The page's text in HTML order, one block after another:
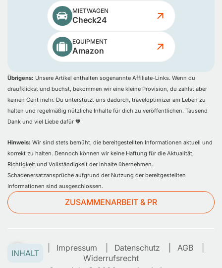
INHALT
MIETWAGEN
Check24
EQUIPMENT
Amazon
Übrigens: Unsere Artikel enthalten sogenannte Affiliate-Links. Wenn du
draufklickst und buchst, bekommen wir eine kleine Provision, du zahlst aber
keinen Cent mehr. Du unterstützt uns dadurch, traveloptimizer am Leben zu
halten und regelmäßig nützliche Inhalte für dich zu veröffentlichen. Tausend
Dank und viel Liebe dafür 🧡
Hinweis: Wir sind stets bemüht, die bereitgestellten Informationen aktuell und
korrekt zu halten. Dennoch können wir keine Haftung für die Aktualität,
Richtigkeit und Vollständigkeit der Inhalte übernehmen.
Schadenersatzansprüche aufgrund der Nutzung der bereitgestellten
Informationen sind ausgeschlossen.
ZUSAMMENARBEIT & PR
Kontakt Impressum Datenschutz
AGB
Widerrufsrecht